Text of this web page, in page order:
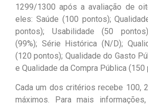
1299/1300 após a avaliação de
eles: Saúde (100 pontos);
pontos); Usabilidade (50
(99%); Série Histórica (N/D);
(120 pontos); Qualidade do Gasto
e Qualidade da Compra Pública (150
Cada um dos critérios recebe 100,
máximos. Para mais